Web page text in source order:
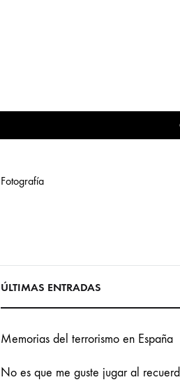
Fotografía
ÚLTIMAS ENTRADAS
Memorias del terrorismo en España
No es que me guste jugar al